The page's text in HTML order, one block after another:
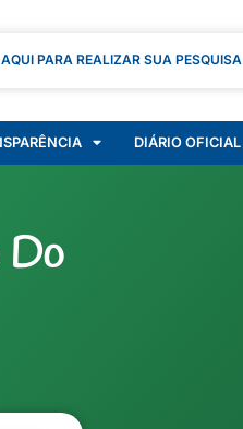
PARA REALIZAR SUA PESQUISA
DIÁRIO OFICIAL
Do